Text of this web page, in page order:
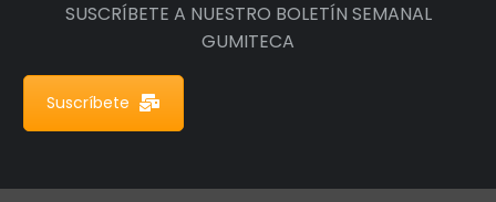
SUSCRÍBETE A NUESTRO BOLETÍN SEMANAL
GUMITECA
Suscríbete